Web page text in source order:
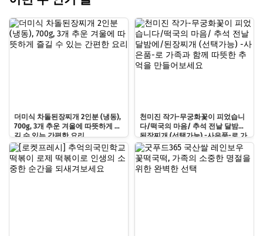
더미식 차돌된장찌개 2인분 (냉동),
700g, 3개 추운 겨울에 따뜻하게 즐
길 수 있는 간편한 요리
천미진 작가-무궁화꽃이 피었습니
다/떡국의 마음/ 추석 전날 달밤에/
된장찌개 (선택가능) -사은품-로 가
족과 함께 따뜻한 추억을 만들어보
세요